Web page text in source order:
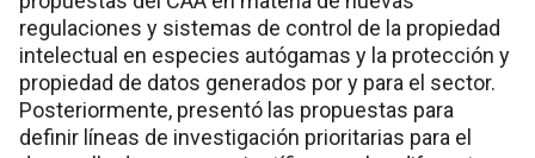
regulaciones y sistemas de control de la propiedad
intelectual en especies autógamas y la protección y
propiedad de datos generados por y para el sector.
Posteriormente, presentó las propuestas para
definir líneas de investigación prioritarias para el